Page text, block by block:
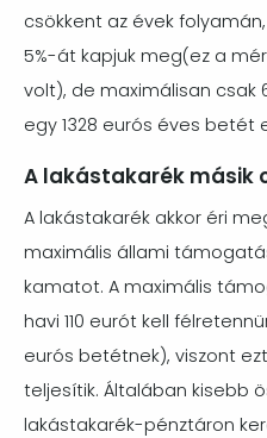
csökkent az évek
5%-át kapjuk meg(ez a
volt), de maximálisan csak
egy 1328 eurós éves betét
A lakástakarék másik
A lakástakarék akkor éri
maximális állami
kamatot. A maximális
havi 110 eurót kell
eurós betétnek), viszont
teljesítik. Általában kisebb
lakástakarék-pénztáron